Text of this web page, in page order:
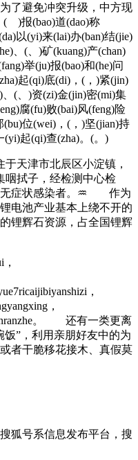
了避免冲突升级，中方现
报(bao)道(dao)称
以(yi)来(lai)办(ban)结(jie)
、(、)矿(kuang)产(chan)
举(ju)报(bao)和(he)问
起(qi)底(di)，(，)紧(jin)
、(、)资(zi)金(jin)密(mi)集
腐(fu)败(bai)风(feng)险
(bu)位(wei)，(，)坚(jian)持
(yi)起(qi)查(zha)。(。)
天津市北辰区小淀镇，
咽拭子，经检测中心检
无症状感染者。♒ 作为
电池产业基本上绕不开的
锂辉石资源，占全国锂辉
，
，
。 还有一类更离
”，利用亲朋好友中的为
者干脆移花接木、真假莫
狐号系信息发布平台，搜